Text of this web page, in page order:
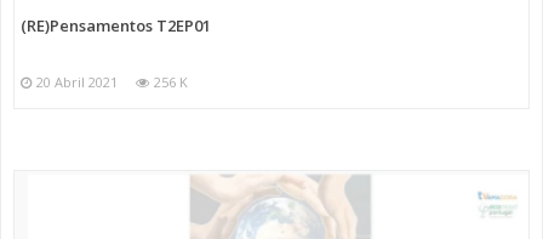
(RE)Pensamentos T2EP01
20 Abril 2021 256 K